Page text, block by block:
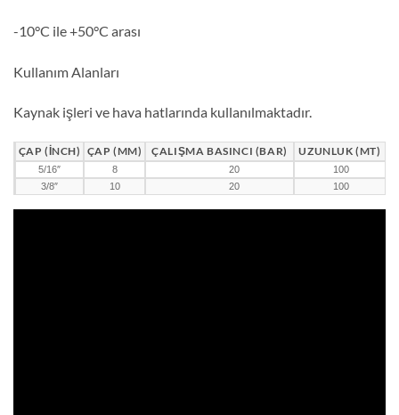
-10°C ile +50°C arası
Kullanım Alanları
Kaynak işleri ve hava hatlarında kullanılmaktadır.
ÇAP (INCH) ÇAP (MM) ÇALIŞMA BASINCI (BAR) UZUNLUK (MT)
5/16″ 8 20
100
3/8″
10 20 100